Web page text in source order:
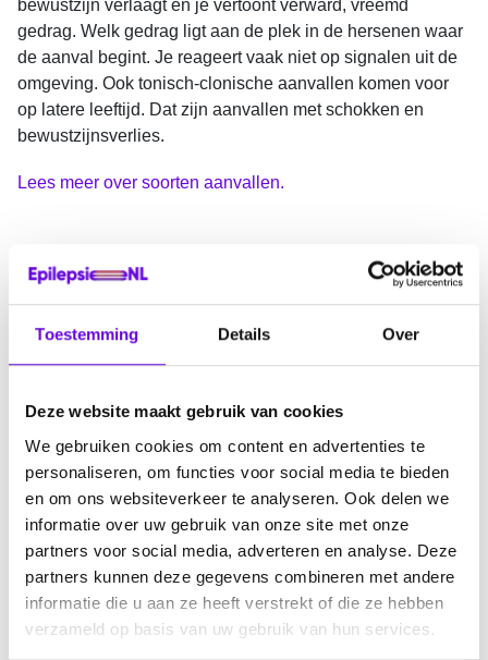
Toestemming Details Over
Deze website maakt gebruik van cookies
We gebruiken cookies om content en advertenties te
personaliseren, om functies voor social media te bieden
en om ons websiteverkeer te analyseren. Ook delen we
informatie over uw gebruik van onze site met onze
partners voor social media, adverteren en analyse. Deze
partners kunnen deze gegevens combineren met andere
informatie die u aan ze heeft verstrekt of die ze hebben
verzameld op basis van uw gebruik van hun services.
bewustzijn verlaagt en je vertoont verward, vreemd
gedrag. Welk gedrag ligt aan de plek in de hersenen waar
de aanval begint. Je reageert vaak niet op signalen uit de
omgeving. Ook tonisch-clonische aanvallen komen voor
op latere leeftijd. Dat zijn aanvallen met schokken en
bewustzijnsverlies.
Lees meer over soorten aanvallen.
Hoe wordt de
diagnose gesteld?
hetzelfde voor jong en oud. Je hebt een gesprek met een
neuroloog, je hersenactiviteit wordt gemeten met een EEG,
het hersenweefsel wordt in beeld gebracht met een CT-
scan of met een MRI. Soms zijn er nog meer onderzoeken
nodig. Een probleem bij epilepsie op oudere leeftijd is dat
het niet altijd wordt herkend. Klachten als verward gedrag,
vallen, moeite hebben om op woorden te komen, kunnen
namelijk ook bij andere aandoeningen voorkomen.
Bijvoorbeeld bij dementie, hartritmeproblemen,